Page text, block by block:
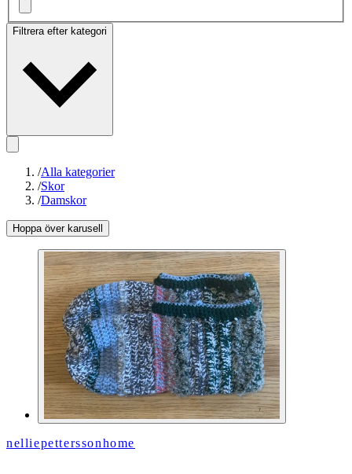
Filtrera efter kategori
/Alla kategorier
/Skor
/Damskor
Hoppa över karusell
nelliepetterssonhome